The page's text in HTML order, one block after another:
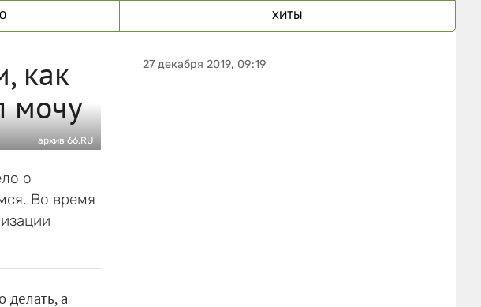
ХИТЫ
как
мочу
архив 66.RU
о
Во время
делать, а
27 декабря 2019, 09:19